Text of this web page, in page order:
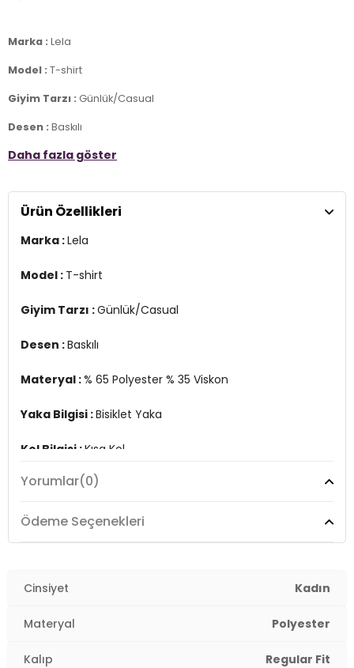
Marka : Lela
Model : T-shirt
Giyim Tarzı : Günlük/Casual
Desen : Baskılı
Materyal :% 65 Polyester % 35 Viskon
Kol Bilgisi :Kısa Kol
Kalıp Bilgisi : Regular Fit
Manken Ölçüsü : &Boy : 1.75 cm / Göğüs : 81 cm / Bel : 62 cm /
Basen : 92 cm / Beden : S
Üretim Yeri :Türkiye
Daha fazla göster
Ürün Özellikleri
Marka :Lela
Model : T-shirt
Giyim Tarzı :Günlük/Casual
Desen :Baskılı
Materyal :% 65 Polyester % 35 Viskon
Yaka Bilgisi :Bisiklet Yaka
Kol Bilgisi :Kısa Kol
Kalıp Bilgisi :Regular Fit
Manken Ölçüsü :&Boy : 1.75 cm / Göğüs : 81 cm / Bel :
2DY6671006.69
Yorumlar(0)
Ödeme Seçenekleri
Cinsiyet Kadın
Materyal Polyester
Kalıp Regular Fit